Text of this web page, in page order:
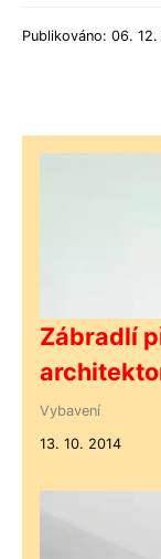
Publikováno: 06.
Zábradlí
Vybavení
13. 10. 2014